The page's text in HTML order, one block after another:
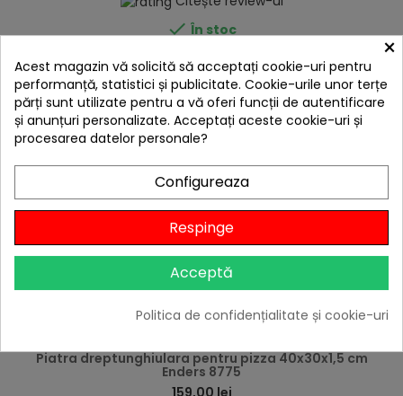
 În stoc
Adaugă în Coș
Piatra dreptunghiulara pentru pizza 40x30x1,5 cm
Enders 8775
×
Acest magazin vă solicită să acceptați cookie-uri pentru
performanță, statistici și publicitate. Cookie-urile unor terțe
părți sunt utilizate pentru a vă oferi funcții de autentificare
și anunțuri personalizate. Acceptați aceste cookie-uri și
procesarea datelor personale?
Configureaza
Respinge
Acceptă
Politica de confidențialitate și cookie-uri